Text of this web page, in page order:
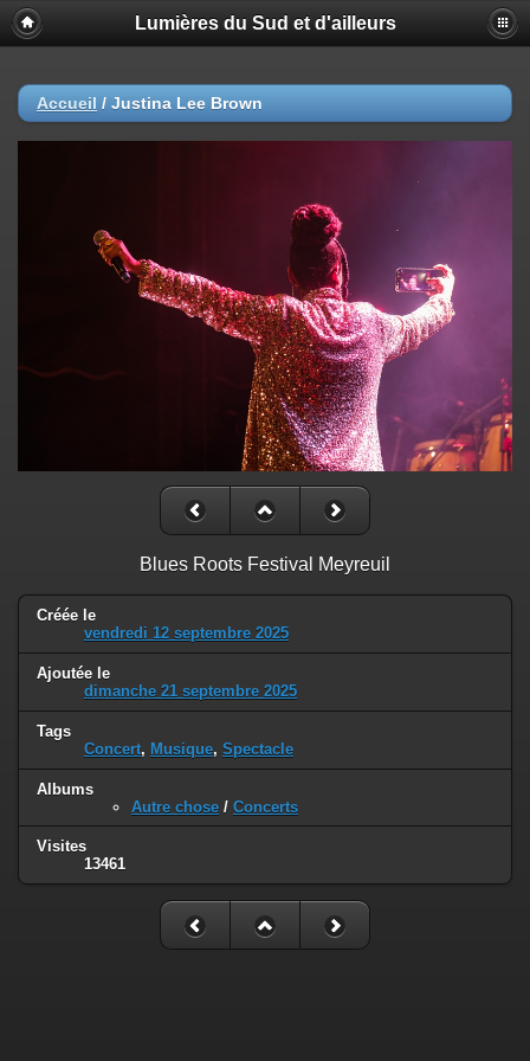
Lumières du Sud et d'ailleurs
Accueil / Justina Lee Brown
Blues Roots Festival Meyreuil
Créée le
vendredi 12 septembre 2025
Ajoutée le
dimanche 21 septembre 2025
Tags
Concert, Musique, Spectacle
Albums
Autre chose / Concerts
Visites
13461